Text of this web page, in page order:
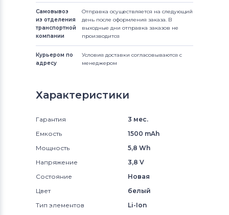
Самовывоз
из отделения
транспортной
компании
Отправка осуществляется на следующий
день после оформления заказа. В
выходные дни отправка заказов не
производится
Курьером по
адресу
Условия доставки согласовываются с
менеджером
Характеристики
Гарантия
3 мес.
Емкость
1500 mAh
Мощность
5,8 Wh
Напряжение
3,8 V
Состояние
Новая
Цвет
белый
Тип элементов
Li-Ion